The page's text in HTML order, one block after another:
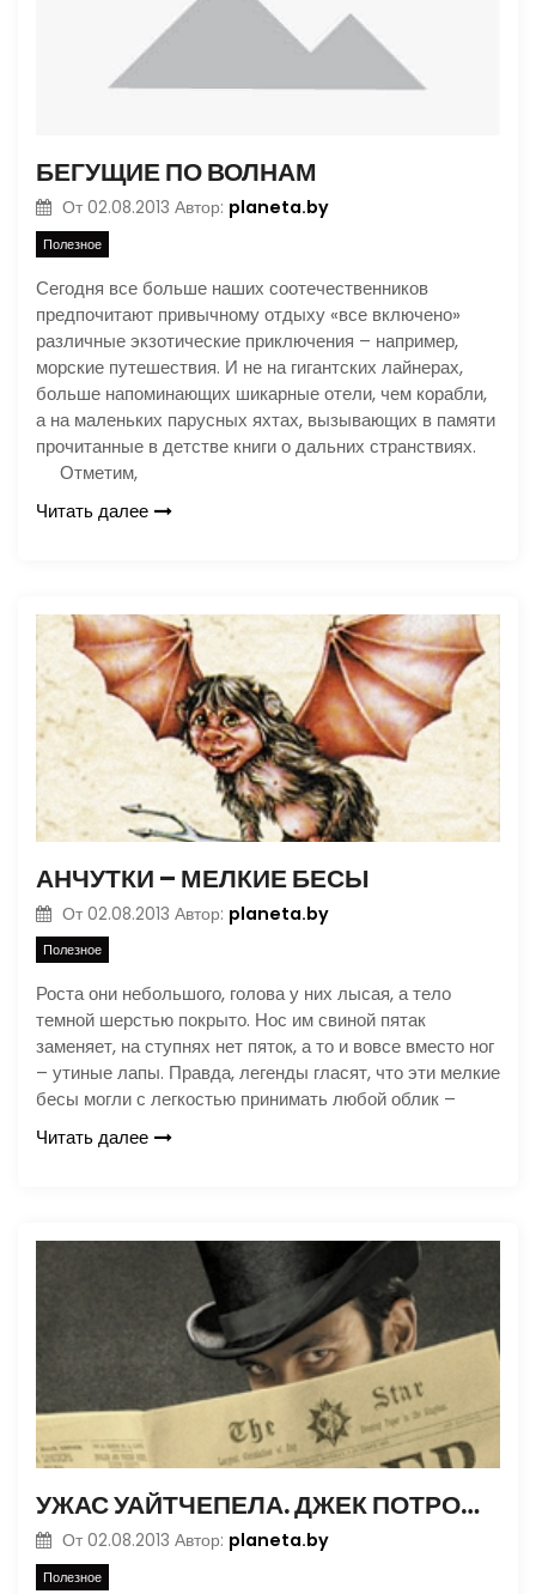
БЕГУЩИЕ ПО ВОЛНАМ
От 02.08.2013 Автор: planeta.by
Полезное
Сегодня все больше наших соотечественников
предпочитают привычному отдыху «все включено»
различные экзотические приключения – например,
морские путешествия. И не на гигантских лайнерах,
больше напоминающих шикарные отели, чем корабли,
а на маленьких парусных яхтах, вызывающих в памяти
прочитанные в детстве книги о дальних странствиях.
Отметим,
Читать далее
АНЧУТКИ – МЕЛКИЕ БЕСЫ
От 02.08.2013 Автор: planeta.by
Полезное
Роста они небольшого, голова у них лысая, а тело
темной шерстью покрыто. Нос им свиной пятак
заменяет, на ступнях нет пяток, а то и вовсе вместо ног
– утиные лапы. Правда, легенды гласят, что эти мелкие
бесы могли с легкостью принимать любой облик –
Читать далее
УЖАС УАЙТЧЕПЕЛА. ДЖЕК ПОТРОШИТЕЛЬ. ЧАСТЬ 2. КТО ЭТО БЫЛ?
От 02.08.2013 Автор: planeta.by
Полезное